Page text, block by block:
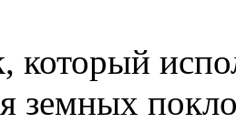
который
земных